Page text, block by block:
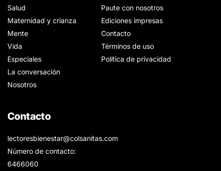
Salud
Maternidad y crianza
Mente
Vida
Especiales
La conversación
Nosotros
Paute con nosotros
Ediciones impresas
Contacto
Términos de uso
Política de privacidad
Contacto
lectoresbienestar@colsanitas.com
Número de contacto:
6466060